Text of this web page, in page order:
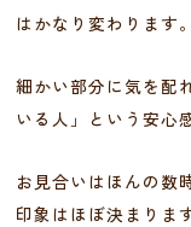
はかなり変わります。
細かい部分に気を配
いる人」という安心
お見合いはほんの数
印象はほぼ決まります